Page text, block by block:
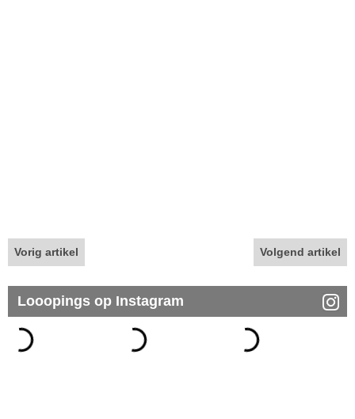
Vorig artikel Volgend artikel
Looopings op Instagram